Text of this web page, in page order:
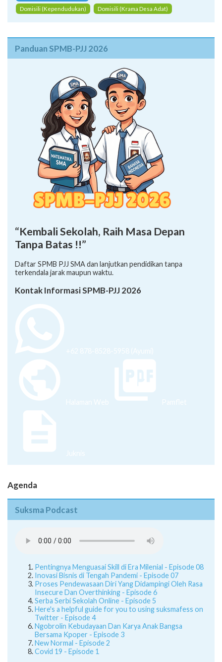
Domisili (Kependudukan)
Domisili (Krama Desa Adat)
Panduan SPMB-PJJ 2026
“Kembali Sekolah, Raih Masa Depan
Tanpa Batas !!”
Daftar SPMB PJJ SMA dan lanjutkan pendidikan tanpa
terkendala jarak maupun waktu.
Kontak Informasi SPMB-PJJ 2026
+62 878-8528-5958 (Ayumi)
Halaman Web Pamflet
Juknis
Agenda
Suksma Podcast
Pentingnya Menguasai Skill di Era Milenial - Episode 08
Inovasi Bisnis di Tengah Pandemi - Episode 07
Proses Pendewasaan Diri Yang Didampingi Oleh Rasa
Insecure Dan Overthinking - Episode 6
Serba Serbi Sekolah Online - Episode 5
Here's a helpful guide for you to using suksmafess on
Twitter - Episode 4
Ngobrolin Kebudayaan Dan Karya Anak Bangsa
Bersama Kpoper - Episode 3
New Normal - Episode 2
Covid 19 - Episode 1